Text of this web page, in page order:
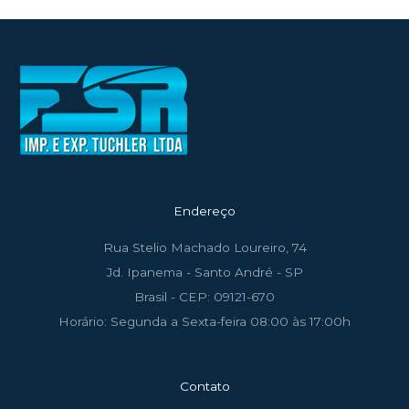
Endereço
Rua Stelio Machado Loureiro, 74
Jd. Ipanema - Santo André - SP
Brasil - CEP: 09121-670
Horário: Segunda a Sexta-feira 08:00 às 17:00h
Contato